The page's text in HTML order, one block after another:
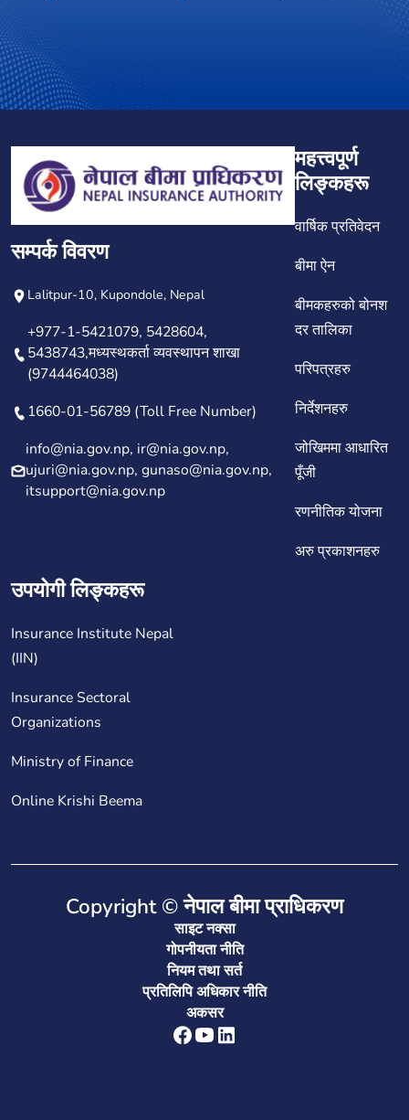
सम्पर्क विवरण
Lalitpur-10, Kupondole, Nepal
+977-1-5421079, 5428604,
5438743,मध्यस्थकर्ता व्यवस्थापन शाखा
(9744464038)
1660-01-56789 (Toll Free Number)
info@nia.gov.np, ir@nia.gov.np,
ujuri@nia.gov.np, gunaso@nia.gov.np,
itsupport@nia.gov.np
महत्त्वपूर्ण
लिङ्कहरू
वार्षिक प्रतिवेदन
बीमा ऐन
बीमकहरुको बोनश
दर तालिका
परिपत्रहरु
निर्देशनहरु
जोखिममा आधारित
पूँजी
रणनीतिक योजना
अरु प्रकाशनहरु
उपयोगी लिङ्कहरू
Insurance Institute Nepal
(IIN)
Insurance Sectoral
Organizations
Ministry of Finance
Online Krishi Beema
Copyright © नेपाल बीमा प्राधिकरण
साइट नक्सा
गोपनीयता नीति
नियम तथा सर्त
प्रतिलिपि अधिकार नीति
अकसर